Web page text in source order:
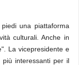
una piattaforma
culturali. Anche in
La vicepresidente e
più interessanti per il